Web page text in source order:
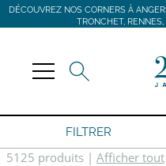
DÉCOUVREZ NOS CORNERS À
TRONCHET,
DÉCOUVREZ NOS CORNERS À
TRONCHET, RENNES,
FILTRER
5125 produits | Afficher tout